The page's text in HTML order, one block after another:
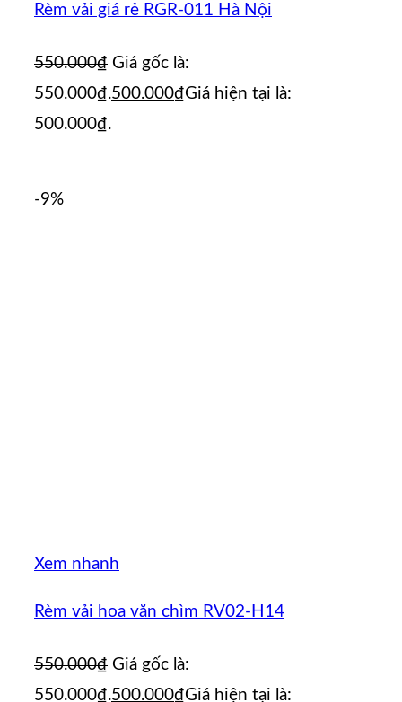
Rèm vải giá rẻ RGR-011 Hà Nội
550.000₫ Giá gốc là:
550.000₫.500.000₫Giá hiện tại là:
500.000₫.
-9%
Xem nhanh
Rèm vải hoa văn chìm RV02-H14
550.000₫ Giá gốc là:
550.000₫.500.000₫Giá hiện tại là: